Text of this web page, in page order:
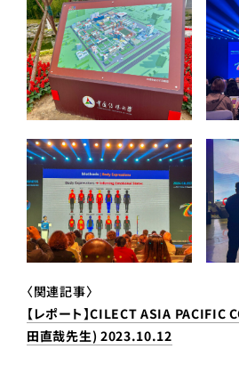
〈関連記事〉
【レポート】CILECT ASIA PACIFIC
田直哉先生) 2023.10.12